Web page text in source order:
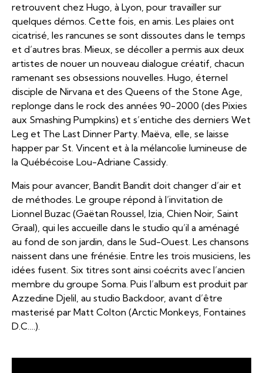
retrouvent chez Hugo, à Lyon, pour travailler sur
quelques démos. Cette fois, en amis. Les plaies ont
cicatrisé, les rancunes se sont dissoutes dans le temps
et d’autres bras. Mieux, se décoller a permis aux deux
artistes de nouer un nouveau dialogue créatif, chacun
ramenant ses obsessions nouvelles. Hugo, éternel
disciple de Nirvana et des Queens of the Stone Age,
replonge dans le rock des années 90-2000 (des Pixies
aux Smashing Pumpkins) et s’entiche des derniers Wet
Leg et The Last Dinner Party. Maëva, elle, se laisse
happer par St. Vincent et à la mélancolie lumineuse de
la Québécoise Lou-Adriane Cassidy.
Mais pour avancer, Bandit Bandit doit changer d’air et
de méthodes. Le groupe répond à l’invitation de
Lionnel Buzac (Gaëtan Roussel, Izia, Chien Noir, Saint
Graal), qui les accueille dans le studio qu’il a aménagé
au fond de son jardin, dans le Sud-Ouest. Les chansons
naissent dans une frénésie. Entre les trois musiciens, les
idées fusent. Six titres sont ainsi coécrits avec l’ancien
membre du groupe Soma. Puis l’album est produit par
Azzedine Djelil, au studio Backdoor, avant d’être
masterisé par Matt Colton (Arctic Monkeys, Fontaines
D.C.…).